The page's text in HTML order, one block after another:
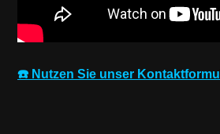
☎️ Nutzen Sie unser